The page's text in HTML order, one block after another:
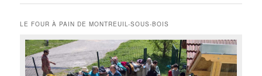
articles
LE FOUR À PAIN DE MONTREUIL-SOUS-BOIS